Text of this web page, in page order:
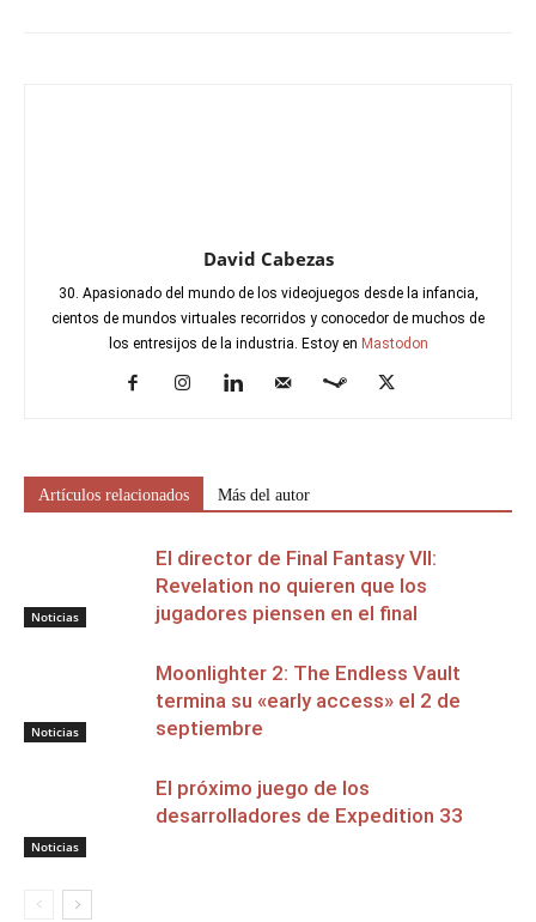
David Cabezas
30. Apasionado del mundo de los videojuegos desde la infancia,
cientos de mundos virtuales recorridos y conocedor de muchos de
los entresijos de la industria. Estoy en Mastodon
Artículos relacionados Más del autor
Noticias
El director de Final Fantasy VII:
Revelation no quieren que los
jugadores piensen en el final
Noticias
Moonlighter 2: The Endless Vault
termina su «early access» el 2 de
septiembre
Noticias
El próximo juego de los
desarrolladores de Expedition 33